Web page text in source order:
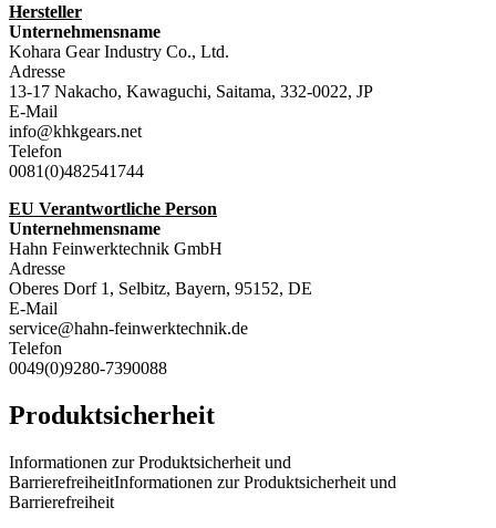
Hersteller
Unternehmensname
Kohara Gear Industry Co., Ltd.
Adresse
13-17 Nakacho, Kawaguchi, Saitama, 332-0022, JP
E-Mail
info@khkgears.net
Telefon
0081(0)482541744
EU Verantwortliche Person
Unternehmensname
Hahn Feinwerktechnik GmbH
Adresse
Oberes Dorf 1, Selbitz, Bayern, 95152, DE
E-Mail
service@hahn-feinwerktechnik.de
Telefon
0049(0)9280-7390088
Produktsicherheit
Informationen zur Produktsicherheit und
BarrierefreiheitInformationen zur Produktsicherheit und
Barrierefreiheit